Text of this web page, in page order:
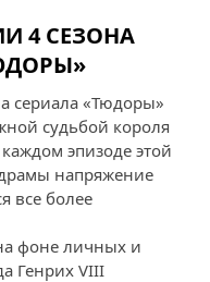
4 СЕЗОНА
сериала «Тюдоры»
судьбой короля
эпизоде этой
напряжение
все более
фоне личных и
Генрих VIII